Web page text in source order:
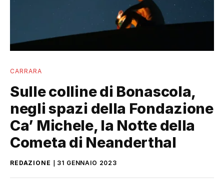
CARRARA
Sulle colline di Bonascola,
negli spazi della Fondazione
Caʼ Michele, la Notte della
Cometa di Neanderthal
REDAZIONE 31 GENNAIO 2023